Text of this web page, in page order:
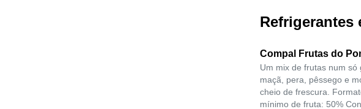
Refrigerantes
Compal Frutas do
Um mix de frutas num
maçã, pera, pêssego e
cheio de frescura.
mínimo de fruta: 50%